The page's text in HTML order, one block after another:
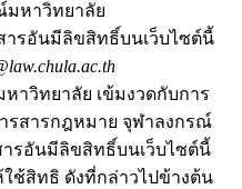
มหาวิทยาลัย
รอันมีลิขสิทธิ์บนเว็บไซต์นี้
าวิทยาลัย เข้มงวดกับการ
รสารกฎหมาย จุฬาลงกรณ์
รอันมีลิขสิทธิ์บนเว็บไซต์นี้
ช้สิทธิ ดังที่กล่าวไปข้างต้น